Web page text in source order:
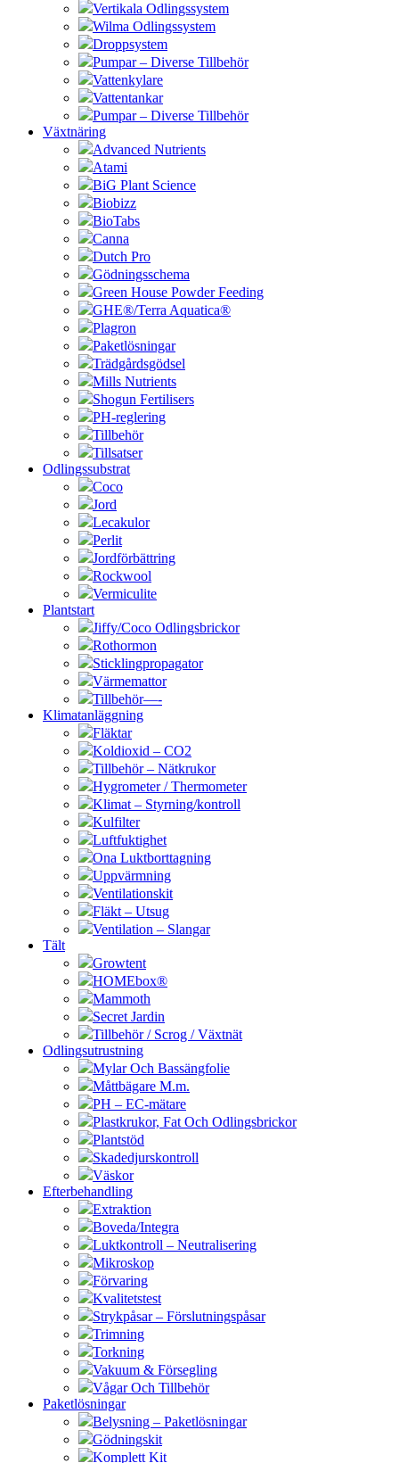
Vertikala Odlingssystem
Wilma Odlingssystem
Droppsystem
Pumpar – Diverse Tillbehör
Vattenkylare
Vattentankar
Pumpar – Diverse Tillbehör
Växtnäring
Advanced Nutrients
Atami
BiG Plant Science
Biobizz
BioTabs
Canna
Dutch Pro
Gödningsschema
Green House Powder Feeding
GHE®/Terra Aquatica®
Plagron
Paketlösningar
Trädgårdsgödsel
Mills Nutrients
Shogun Fertilisers
PH-reglering
Tillbehör
Tillsatser
Odlingssubstrat
Coco
Jord
Lecakulor
Perlit
Jordförbättring
Rockwool
Vermiculite
Plantstart
Jiffy/Coco Odlingsbrickor
Rothormon
Sticklingpropagator
Värmemattor
Tillbehör—-
Klimatanläggning
Fläktar
Koldioxid – CO2
Tillbehör – Nätkrukor
Hygrometer / Thermometer
Klimat – Styrning/kontroll
Kulfilter
Luftfuktighet
Ona Luktborttagning
Uppvärmning
Ventilationskit
Fläkt – Utsug
Ventilation – Slangar
Tält
Growtent
HOMEbox®
Mammoth
Secret Jardin
Tillbehör / Scrog / Växtnät
Odlingsutrustning
Mylar Och Bassängfolie
Måttbägare M.m.
PH – EC-mätare
Plastkrukor, Fat Och Odlingsbrickor
Plantstöd
Skadedjurskontroll
Väskor
Efterbehandling
Extraktion
Boveda/Integra
Luktkontroll – Neutralisering
Mikroskop
Förvaring
Kvalitetstest
Strykpåsar – Förslutningspåsar
Trimning
Torkning
Vakuum & Försegling
Vågar Och Tillbehör
Paketlösningar
Belysning – Paketlösningar
Gödningskit
Komplett Kit